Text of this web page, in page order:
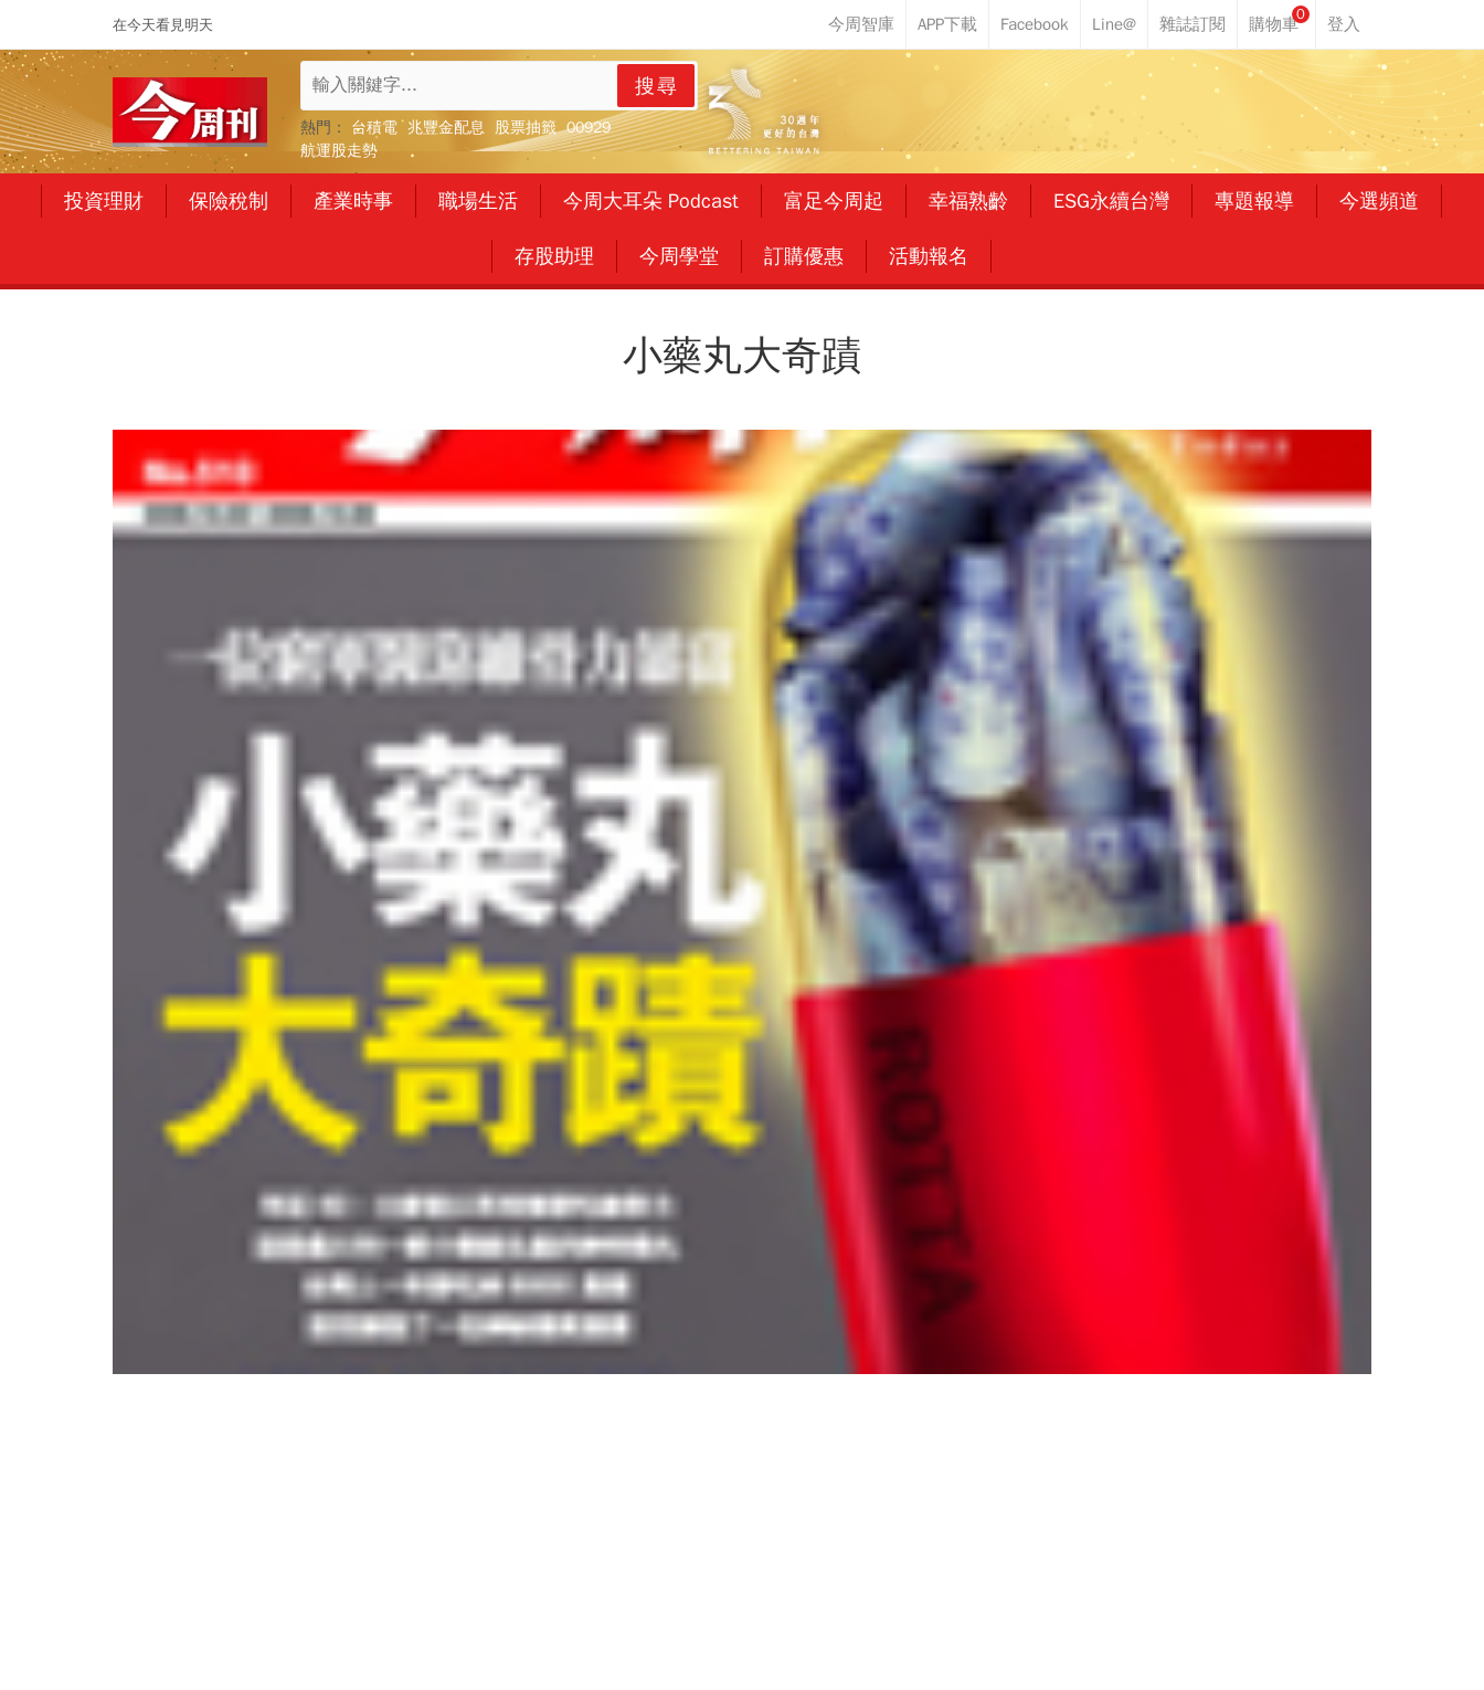
在今天看見明天
0
搜尋
熱門： 台積電 兆豐金配息 股票抽籤 00929
航運股走勢
投資理財 保險稅制 產業時事 職場生活 今周大耳朵 Podcast 富足今周起 幸福熟齡 ESG永續台灣 專題報導 今選頻道
存股助理 今周學堂 訂購優惠 活動報名
小藥丸大奇蹟